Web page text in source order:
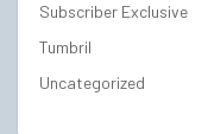
Subscriber Exclusive
Tumbril
Uncategorized